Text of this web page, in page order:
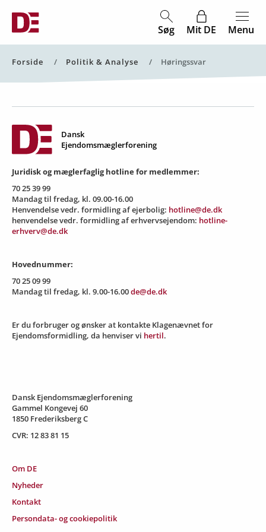
Søg Mit DE Menu
Forside Politik & Analyse Aktuel side:
Høringssvar
Dansk
Ejendomsmæglerforening
Juridisk og mæglerfaglig hotline for medlemmer:
70 25 39 99
Mandag til fredag, kl. 09.00-16.00
Henvendelse vedr. formidling af ejerbolig: hotline@de.dk
henvendelse vedr. formidling af erhvervsejendom: hotline-
erhverv@de.dk
Hovednummer:
70 25 09 99
Mandag til fredag, kl. 9.00-16.00de@de.dk
Er du forbruger og ønsker at kontakte Klagenævnet for
Ejendomsformidling, da henviser vi hertil.
Dansk Ejendomsmæglerforening
Gammel Kongevej 60
1850 Frederiksberg C
CVR: 12 83 81 15
Om DE
Nyheder
Kontakt
Persondata- og cookiepolitik